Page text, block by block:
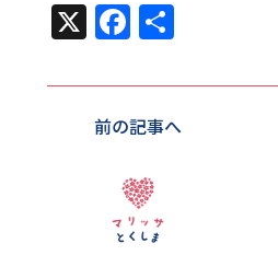
X Facebook
共
前の記事へ